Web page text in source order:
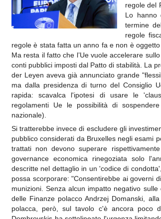
regole del
Lo hanno
termine
regole
regole è stata fatta un anno fa e non è
Ma resta il fatto che l’Ue vuole accelerare
conti pubblici imposti dal Patto di stabilità. La
der Leyen aveva già annunciato grande
ma dalla presidenza di turno del Consiglio
rapida: scavalca l'ipotesi di usare le
regolamenti Ue le possibilità di
nazionale).
Si tratterebbe invece di escludere gli
pubblico considerati da Bruxelles negli esami
trattati non devono superare
governance economica rinegoziata solo
descritte nel dettaglio in un 'codice di
possa scorporare: "Consentirebbe ai governi
munizioni. Senza alcun impatto negativo
delle Finanze polacco Andrzej Domanski,
polacca, però, sul tavolo c'è ancora poco